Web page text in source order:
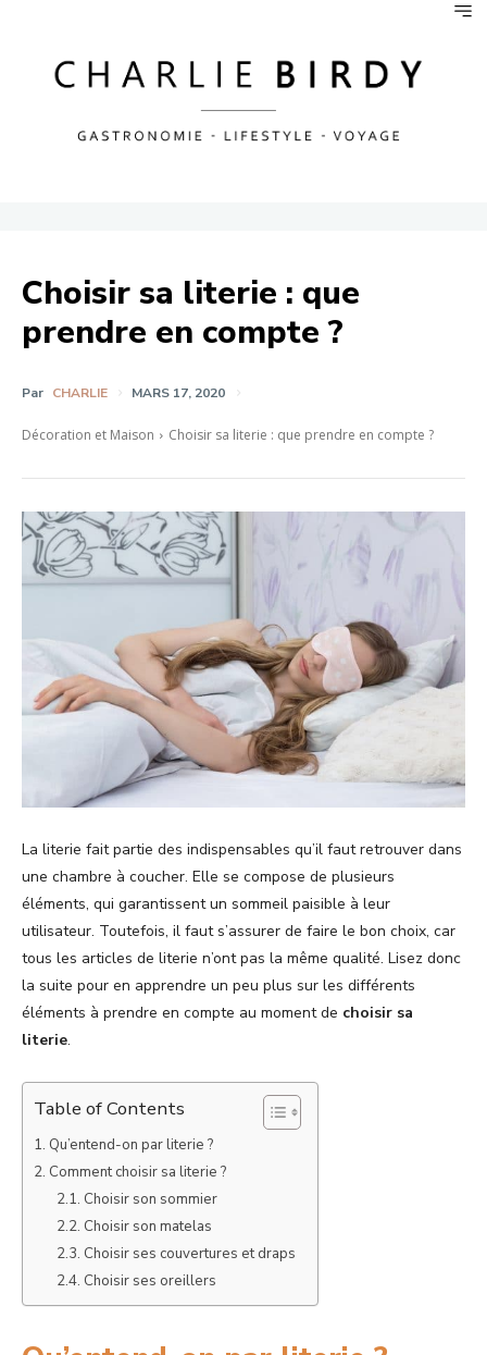
Choisir sa literie : que
prendre en compte ?
Par CHARLIE MARS 17, 2020
Décoration et Maison Choisir sa literie : que prendre en compte ?
La literie fait partie des indispensables qu’il faut retrouver dans
une chambre à coucher. Elle se compose de plusieurs
éléments, qui garantissent un sommeil paisible à leur
utilisateur. Toutefois, il faut s’assurer de faire le bon choix, car
tous les articles de literie n’ont pas la même qualité. Lisez donc
la suite pour en apprendre un peu plus sur les différents
éléments à prendre en compte au moment de choisir sa
literie.
Table of Contents
Qu’entend-on par literie ?
Comment choisir sa literie ?
Choisir son sommier
Choisir son matelas
Choisir ses couvertures et draps
Choisir ses oreillers